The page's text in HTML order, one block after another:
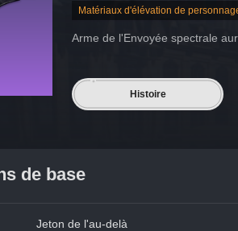
Matériaux d'élévation de
Arme de l'Envoyée spectrale
Histoire
de base
Jeton de l'au-delà